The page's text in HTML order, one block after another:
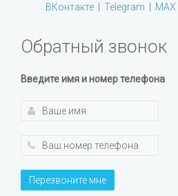
ВКонтакте| Telegram | MAX
Обратный звонок
Введите имя и номер телефона
Перезвоните мне